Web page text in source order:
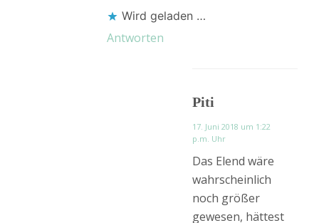
Wird geladen …
Antworten
Piti
17. Juni 2018 um 1:22
p.m. Uhr
Das Elend wäre
wahrscheinlich
noch größer
gewesen, hättest